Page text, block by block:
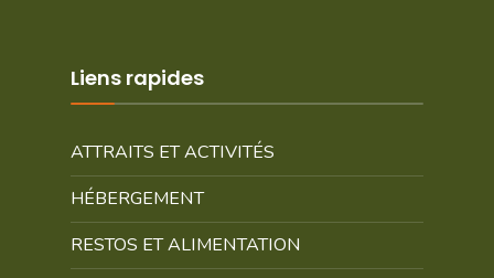
Liens rapides
ATTRAITS ET ACTIVITÉS
HÉBERGEMENT
RESTOS ET ALIMENTATION